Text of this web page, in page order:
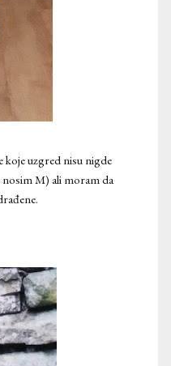
koje uzgred nisu nigde
nosim M) ali moram da